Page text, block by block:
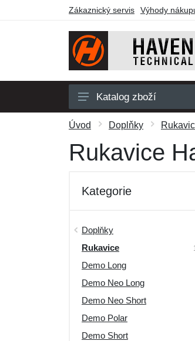
Zákaznický servis Výhody
Pánské
Dámské
Doplňky
Outdoor
Dárkové poukazy
Výprodej
Katalog zboží
Úvod Doplňky
Rukavice
Kategorie
Doplňky
Rukavice
Demo Long
Demo Neo Long
Demo Neo Short
Demo Polar
Demo Short